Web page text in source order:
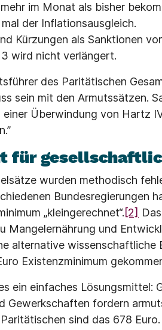
im Monat als bisher
der Inflationsausgleich.
Kürzungen als Sanktionen
wird nicht verlängert.
des Paritätischen
sein mit den Armutssätzen.
einer Überwindung von Hartz
für
wurden methodisch
Bundesregierungen
„kleingerechnet“.[2]
Mangelernährung und
alternative
Existenzminimum
ein einfaches Lösungsmittel:
Gewerkschaften fordern
sind das 678